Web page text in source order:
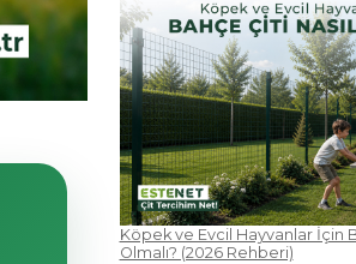
Köpek ve Evcil Hayvanlar İçin
Olmalı? (2026 Rehberi)